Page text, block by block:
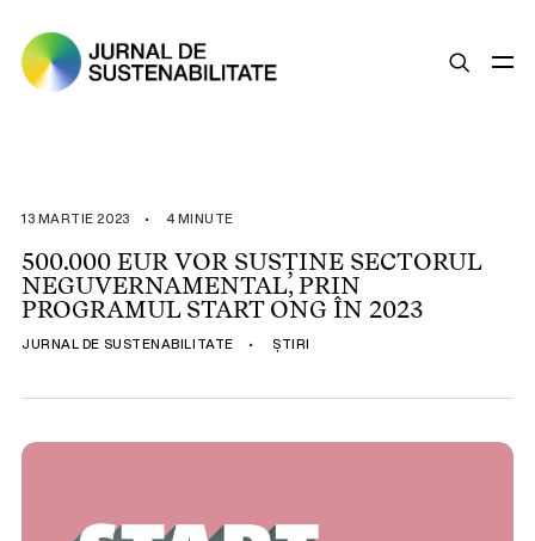
ȘTIRI
OPINII
ESG
COMPANII SUSTENABILE
13 MARTIE 2023 • 4 MINUTE
500.000 EUR VOR SUSȚINE SECTORUL
NEGUVERNAMENTAL, PRIN
PROGRAMUL START ONG ÎN 2023
JURNAL DE SUSTENABILITATE • ȘTIRI